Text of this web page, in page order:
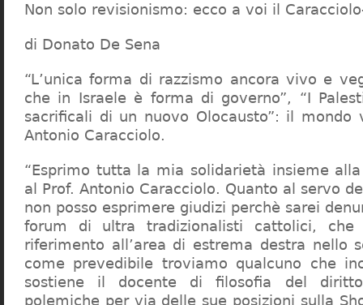
Non solo revisionismo: ecco a voi il
di Donato De Sena
“L’unica forma di razzismo ancora vivo e
che in Israele è forma di governo”, “I
sacrificali di un nuovo Olocausto”: il mondo
Antonio Caracciolo.
“Esprimo tutta la mia solidarietà insieme
al Prof. Antonio Caracciolo. Quanto al servo
non posso esprimere giudizi perchè sarei
forum di ultra tradizionalisti cattolici,
riferimento all’area di estrema destra nello
come prevedibile troviamo qualcuno che
sostiene il docente di filosofia del
polemiche per via delle sue posizioni sulla